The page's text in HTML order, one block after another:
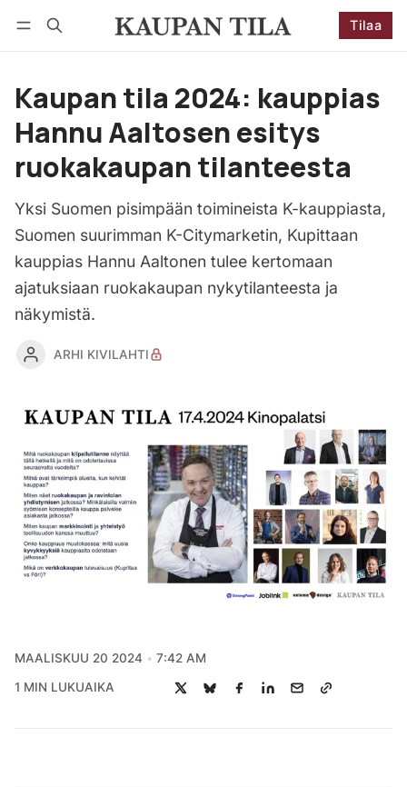
Tilaa
Kaupan tila 2024: kauppias
Hannu Aaltosen esitys
ruokakaupan tilanteesta
Yksi Suomen pisimpään toimineista K-kauppiasta,
Suomen suurimman K-Citymarketin, Kupittaan
kauppias Hannu Aaltonen tulee kertomaan
ajatuksiaan ruokakaupan nykytilanteesta ja
näkymistä.
ARHI KIVILAHTI
MAALISKUU 20 2024 7:42 AM
1 MIN LUKUAIKA